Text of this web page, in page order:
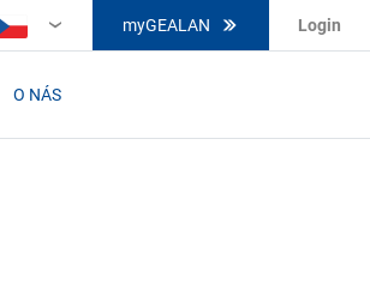
myGEALAN Login
O NÁS